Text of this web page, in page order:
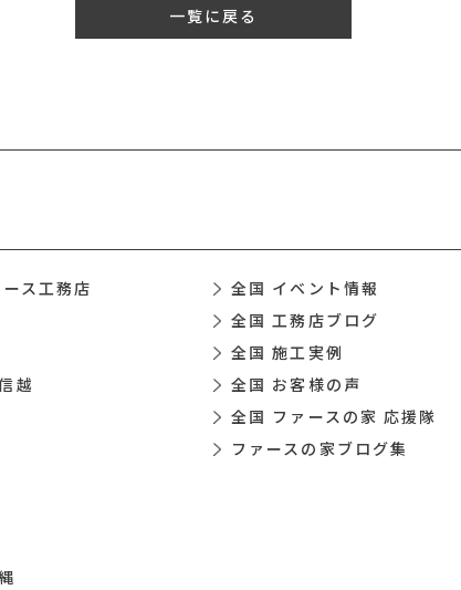
一覧に戻る
ス工務店
越
全国 イベント情報
全国 工務店ブログ
全国 施工実例
全国 お客様の声
全国 ファースの家 応援隊
ファースの家ブログ集